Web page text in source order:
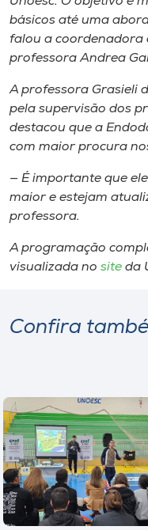
básicos até uma
falou a coordenadora
professora Andrea
A professora Grasieli
pela supervisão dos
destacou que a
com maior procura
— É importante que
maior e estejam
professora.
A programação
visualizada no site da
Confira